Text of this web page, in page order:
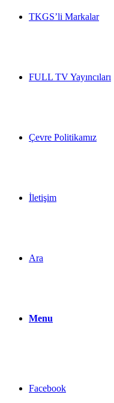
TKGS’li Markalar
FULL TV Yayıncıları
Çevre Politikamız
İletişim
Ara
Menu
Facebook